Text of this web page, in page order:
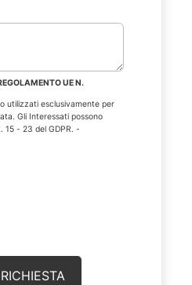
UE N.
utilizzati esclusivamente per
Gli Interessati possono
15 - 23 del GDPR. -